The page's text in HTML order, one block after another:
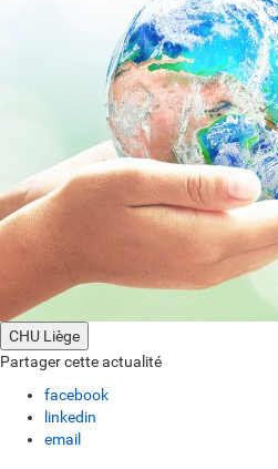
CHU Liège
Partager cette actualité
facebook
linkedin
email